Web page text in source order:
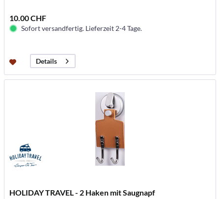
10.00 CHF
Sofort versandfertig. Lieferzeit 2-4 Tage.
Details
HOLIDAY TRAVEL - 2 Haken mit Saugnapf